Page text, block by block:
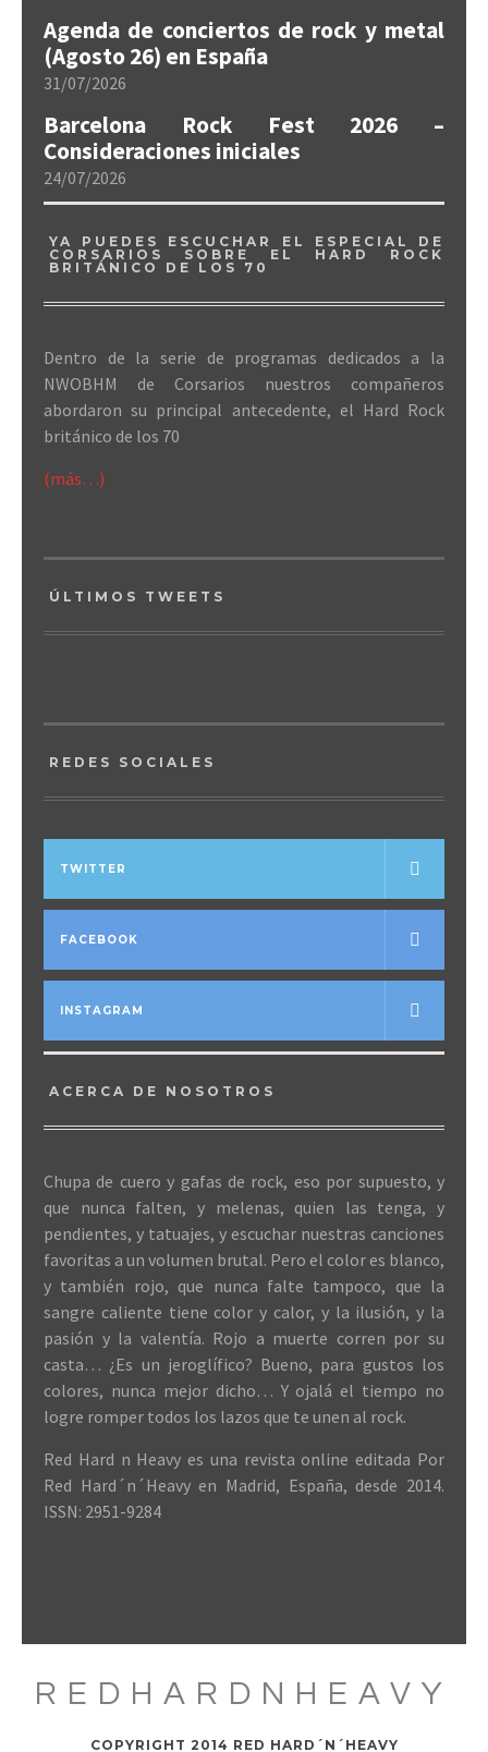
Agenda de conciertos de rock y metal
(Agosto 26) en España
31/07/2026
Barcelona Rock Fest 2026 –
Consideraciones iniciales
24/07/2026
YA PUEDES ESCUCHAR EL ESPECIAL DE
CORSARIOS SOBRE EL HARD ROCK
BRITÁNICO DE LOS 70
Dentro de la serie de programas dedicados a la
NWOBHM de Corsarios nuestros compañeros
abordaron su principal antecedente, el Hard Rock
británico de los 70
(más…)
ÚLTIMOS TWEETS
REDES SOCIALES
TWITTER
FACEBOOK
INSTAGRAM
ACERCA DE NOSOTROS
Chupa de cuero y gafas de rock, eso por supuesto, y
que nunca falten, y melenas, quien las tenga, y
pendientes, y tatuajes, y escuchar nuestras canciones
favoritas a un volumen brutal. Pero el color es blanco,
y también rojo, que nunca falte tampoco, que la
sangre caliente tiene color y calor, y la ilusión, y la
pasión y la valentía. Rojo a muerte corren por su
casta… ¿Es un jeroglífico? Bueno, para gustos los
colores, nunca mejor dicho… Y ojalá el tiempo no
logre romper todos los lazos que te unen al rock.
Red Hard n Heavy es una revista online editada Por
Red Hard´n´Heavy en Madrid, España, desde 2014.
ISSN: 2951-9284
REDHARDNHEAVY
COPYRIGHT 2014 RED HARD´N´HEAVY